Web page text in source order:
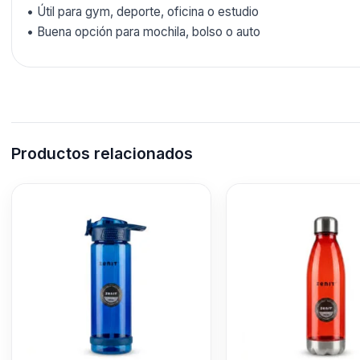
• Útil para gym, deporte, oficina o estudio
• Buena opción para mochila, bolso o auto
Productos relacionados